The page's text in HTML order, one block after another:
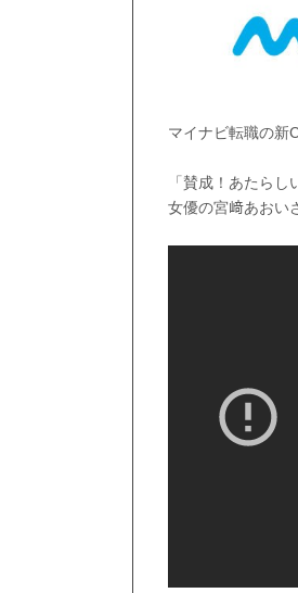
マイナビ転職の新
「賛成！あたらし
女優の宮﨑あおい